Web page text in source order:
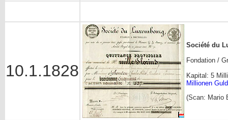
10.1.1828
Société du
Fondation /
Kapital: 5
Millionen
(Scan: Mario